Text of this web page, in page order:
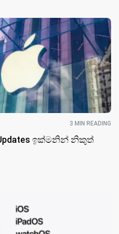
3 MIN READING
Updates ඉක්මනින් නිකුත්